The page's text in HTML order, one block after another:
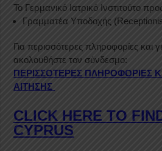
Το Γερμανικό Ιατρικό Ινστιτούτο
Γραμματέα Υποδοχής
Για περισσότερες πληροφορίες και
ακολουθήστε τον σύνδεσμο:
ΠΕΡΙΣΣΟΤΕΡΕΣ ΠΛΗΡΟΦΟΡΙΕΣ
ΑΙΤΗΣΗΣ
CLICK HERE TO
CYPRUS